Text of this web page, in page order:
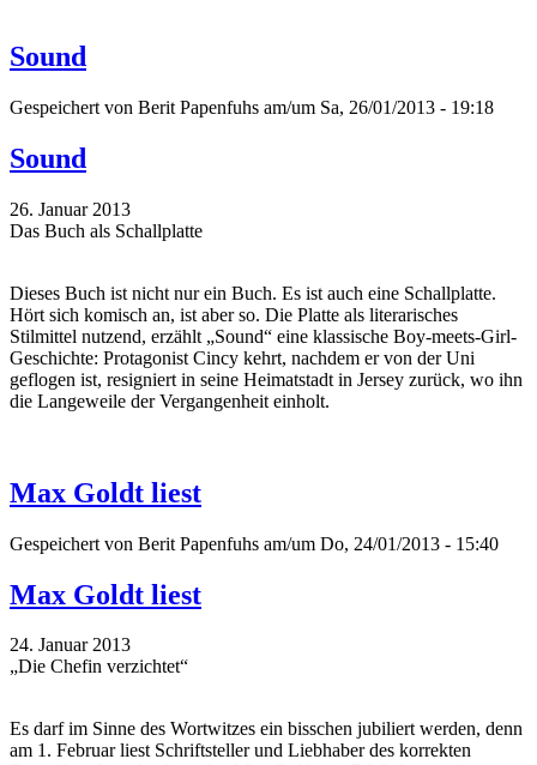
Sound
Gespeichert von Berit Papenfuhs am/um Sa, 26/01/2013 - 19:18
Sound
26. Januar 2013
Das Buch als Schallplatte
Dieses Buch ist nicht nur ein Buch. Es ist auch eine Schallplatte.
Hört sich komisch an, ist aber so. Die Platte als literarisches
Stilmittel nutzend, erzählt „Sound“ eine klassische Boy-meets-Girl-
Geschichte: Protagonist Cincy kehrt, nachdem er von der Uni
geflogen ist, resigniert in seine Heimatstadt in Jersey zurück, wo ihn
die Langeweile der Vergangenheit einholt.
Max Goldt liest
Gespeichert von Berit Papenfuhs am/um Do, 24/01/2013 - 15:40
Max Goldt liest
24. Januar 2013
„Die Chefin verzichtet“
Es darf im Sinne des Wortwitzes ein bisschen jubiliert werden, denn
am 1. Februar liest Schriftsteller und Liebhaber des korrekten